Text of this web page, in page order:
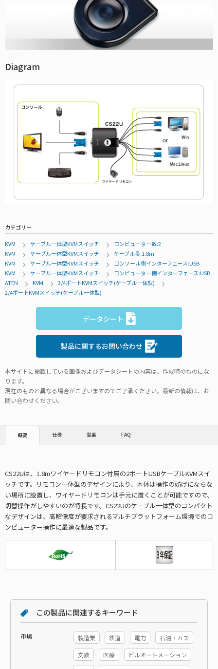
Diagram
カテゴリー
KVM ケーブル一体型KVMスイッチ
コンピューター数:2
KVM
ケーブル一体型KVMスイッチ
ケーブル長:1.8m
KVM
ケーブル一体型KVMスイッチ
コンソール側インターフェース:USB
KVM
ケーブル一体型KVMスイッチ
コンピューター側インターフェース:USB
ATEN
KVM
2/4ポートKVMスイッチ(ケーブル一体型)
2/4ポートKVMスイッチ(ケーブル一体型)
データシート
製品に関するお問い合わせ
本サイトに掲載している画像およびデータシートの内容は、作成時のものにな
ります。
現在のものと異なる場合がございますのでご了承ください。最新の情報は、お
問い合わせください。
概要 仕様 型番 FAQ
CS22Uは、1.8mワイヤードリモコン付属の2ポートUSBケーブルKVMスイ
ッチです。リモコン一体型のデザインにより、本体は操作の妨げにならな
い場所に設置し、ワイヤードリモコンは手元に置くことが可能ですので、
切替操作がしやすいのが特長です。CS22Uのケーブル一体型のコンパクト
なデザインは、高解像度が要求されるマルチプラットフォーム環境でのコ
ンピューター操作に最適な製品です。
この製品に関連するキーワード
市場 製造業 鉄道 電力 石油・ガス
文教 医療 ビルオートメーション